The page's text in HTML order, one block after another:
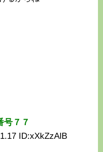
号７７
ID:xXkZzAlB